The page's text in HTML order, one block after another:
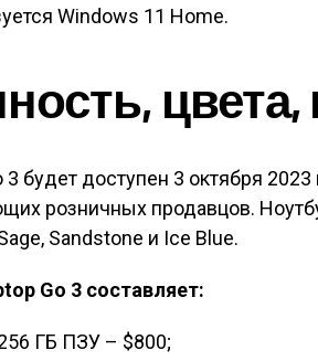
Windows 11 Home.
цвета,
3 будет доступен 3 октября
розничных продавцов.
Sandstone и Ice Blue.
Go 3 составляет:
ГБ ПЗУ – $800;